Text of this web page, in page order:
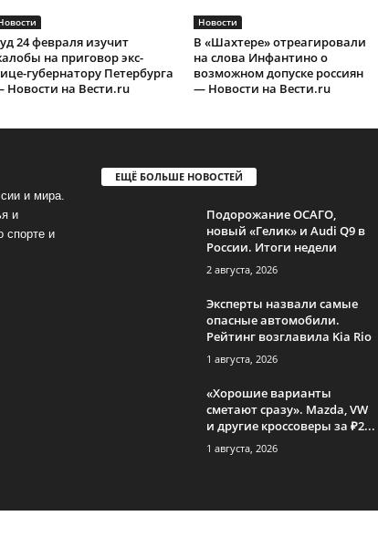
24 февраля изучит
на приговор экс-
губернатору Петербурга
Новости на Вести.ru
Новости
В «Шахтере» отреагировали
на слова Инфантино о
возможном допуске россиян
— Новости на Вести.ru
и мира.
и
спорте и
ЕЩЁ БОЛЬШЕ НОВОСТЕЙ
Подорожание ОСАГО,
новый «Гелик» и Audi Q9 в
России. Итоги недели
2 августа, 2026
Эксперты назвали самые
опасные автомобили.
Рейтинг возглавила Kia Rio
1 августа, 2026
«Хорошие варианты
сметают сразу». Mazda, VW
и другие кроссоверы за ₽2...
1 августа, 2026